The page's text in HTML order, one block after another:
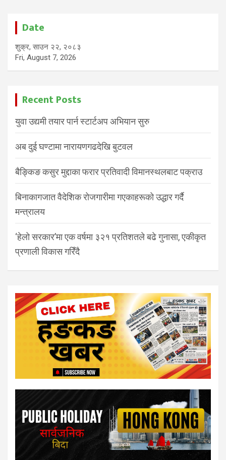
Date
शुक्र, साउन २२, २०८३
Fri, August 7, 2026
Recent Posts
युवा उद्यमी तयार पार्न स्टार्टअप अभियान सुरु
अब दुई घण्टामा नारायणगढदेखि बुटवल
बैङ्किङ कसुर मुद्दाका फरार प्रतिवादी विमानस्थलबाट पक्राउ
बिनाकागजात वैदेशिक रोजगारीमा गएकाहरूको उद्धार गर्दै
मन्त्रालय
‘हेलो सरकार’मा एक वर्षमा ३२१ प्रतिशतले बढे गुनासा, एकीकृत
प्रणाली विकास गरिँदै